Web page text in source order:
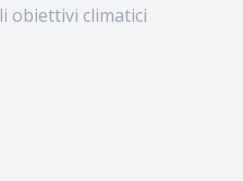
obiettivi climatici